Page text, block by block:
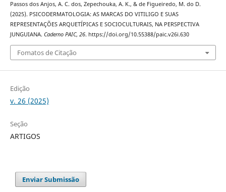
Passos dos Anjos, A. C. dos, Zepechouka, A. K., & de Figueiredo, M. do D.
(2025). PSICODERMATOLOGIA: AS MARCAS DO VITILIGO E SUAS
REPRESENTAÇÕES ARQUETÍPICAS E SOCIOCULTURAIS, NA PERSPECTIVA
JUNGUIANA. Caderno PAIC, 26. https://doi.org/10.55388/paic.v26i.630
Fomatos de Citação
Edição
v. 26 (2025)
Seção
ARTIGOS
Enviar Submissão